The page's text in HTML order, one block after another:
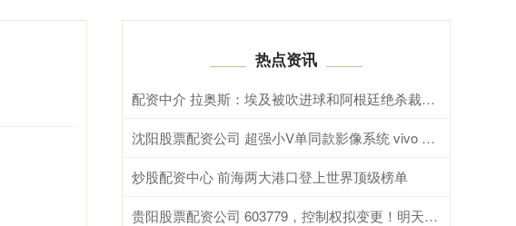
热点资讯
配资中介 拉奥斯：埃及被吹进球和阿根廷绝杀裁判都应看回放自己定，才合理
沈阳股票配资公司 超强小V单同款影像系统 vivo X Fold6手机全面评测：一款用出了电脑味儿的大折屏
炒股配资中心 前海两大港口登上世界顶级榜单
贵阳股票配资公司 603779，控制权拟变更！明天停牌！